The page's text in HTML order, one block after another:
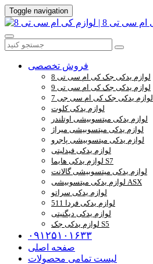
Toggle navigation
فروش تخصصی
لوازم یدکی جک کی ام سی تی 8
لوازم یدکی جک کی ام سی تی 9
لوازم یدکی جک کی ام سی جی 7
لوازم یدکی کلوت
لوازم یدکی میتسوبیشی اوتلندر
لوازم یدکی میتسوبیشی میراژ
لوازم یدکی میتسوبیشی پاجرو
لوازم یدکی فیدلیتی
لوازم یدکی هایما S7
لوازم یدکی میتسوبیشی گالانت
لوازم یدکی میتسوبیشی ASX
لوازم یدکی سراتو
لوازم یدکی فردا 511
لوازم یدکی دیگنیتی
لوازم یدکی جک S5
۰۹۱۲۵۱۰۱۶۳۳
صفحه اصلی
لیست تمامی محصولات